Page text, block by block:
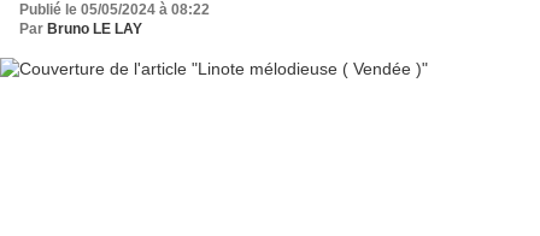
Publié le 05/05/2024 à 08:22
Par Bruno LE LAY